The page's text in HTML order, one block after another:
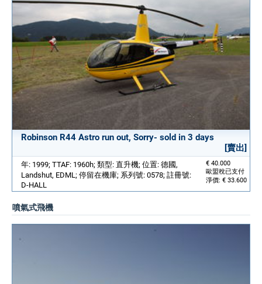
Robinson R44 Astro run out, Sorry- sold in 3 days
[賣出]
€ 40.000
歐盟稅已支付
淨價: € 33.600
年: 1999; TTAF: 1960h; 類型: 直升機; 位置: 德國,
Landshut, EDML; 停留在機庫; 系列號: 0578; 註冊號:
D-HALL
噴氣式飛機